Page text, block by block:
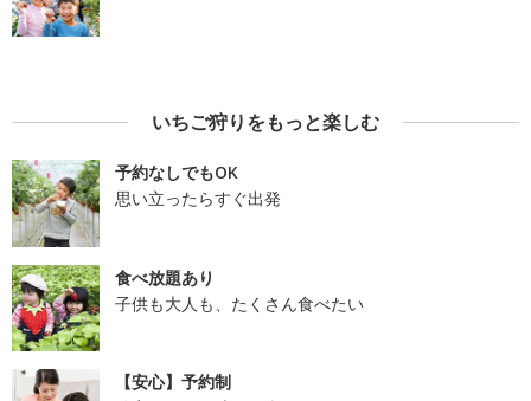
いちご狩りをもっと楽しむ
予約なしでもOK
思い立ったらすぐ出発
食べ放題あり
子供も大人も、たくさん食べたい
【安心】予約制